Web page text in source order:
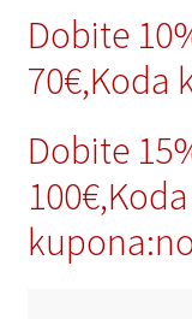
Dobite
70€,Koda
Dobite
100€,Koda